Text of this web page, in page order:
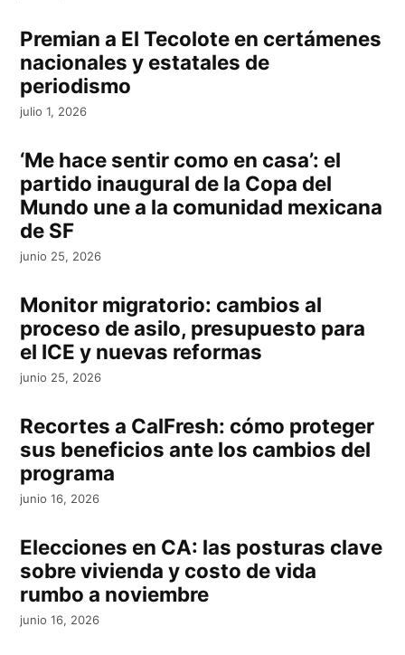
Premian a El Tecolote en certámenes
nacionales y estatales de
periodismo
julio 1, 2026
‘Me hace sentir como en casa’: el
partido inaugural de la Copa del
Mundo une a la comunidad mexicana
de SF
junio 25, 2026
Monitor migratorio: cambios al
proceso de asilo, presupuesto para
el ICE y nuevas reformas
junio 25, 2026
Recortes a CalFresh: cómo proteger
sus beneficios ante los cambios del
programa
junio 16, 2026
Elecciones en CA: las posturas clave
sobre vivienda y costo de vida
rumbo a noviembre
junio 16, 2026